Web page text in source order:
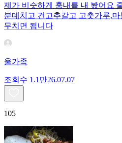
제가 비슷하게 훙내를 내 봤어요
분데치고 건고추갈고 고춧가루,
무치면 됩니다
울가족
조회수 1.1만26.07.07
105